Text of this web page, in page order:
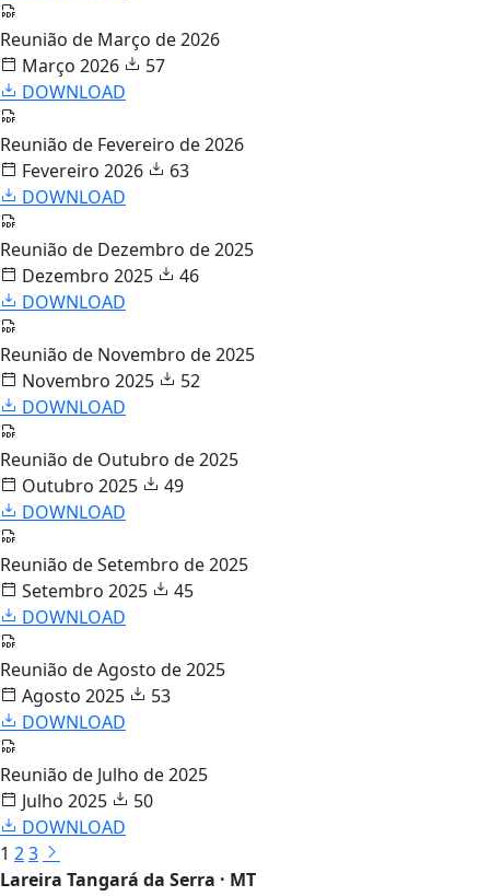
Reunião de Março de 2026
Março 2026
57
DOWNLOAD
Reunião de Fevereiro de 2026
Fevereiro 2026
63
DOWNLOAD
Reunião de Dezembro de 2025
Dezembro 2025
46
DOWNLOAD
Reunião de Novembro de 2025
Novembro 2025
52
DOWNLOAD
Reunião de Outubro de 2025
Outubro 2025
49
DOWNLOAD
Reunião de Setembro de 2025
Setembro 2025
45
DOWNLOAD
Reunião de Agosto de 2025
Agosto 2025
53
DOWNLOAD
Reunião de Julho de 2025
Julho 2025
50
DOWNLOAD
1 23
Lareira Tangará da Serra · MT